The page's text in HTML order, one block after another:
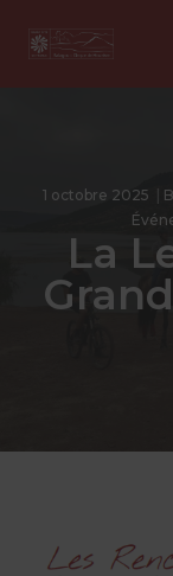
1 octobre 2025
La